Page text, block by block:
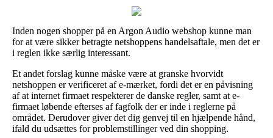
Inden nogen shopper på en Argon Audio webshop kunne man
for at være sikker betragte netshoppens handelsaftale, men det er
i reglen ikke særlig interessant.
Et andet forslag kunne måske være at granske hvorvidt
netshoppen er verificeret af e-mærket, fordi det er en påvisning
af at internet firmaet respekterer de danske regler, samt at e-
firmaet løbende efterses af fagfolk der er inde i reglerne på
området. Derudover giver det dig genvej til en hjælpende hånd,
ifald du udsættes for problemstillinger ved din shopping.